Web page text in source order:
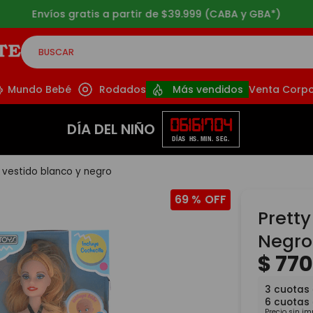
Envíos gratis a partir de $39.999 (CABA y GBA*)
BUSCAR
Mundo Bebé Rodados Más vendidos Venta
DÍA DEL NIÑO 06
DÍAS
16
HS.
17
MIN.
03
SEG.
blanco y negro
69 %
Negro
$
3 cuotas
6 cuotas